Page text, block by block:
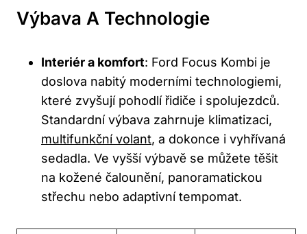
Výbava A Technologie
Interiér a komfort: Ford Focus Kombi je
doslova nabitý moderními technologiemi,
které zvyšují pohodlí řidiče i spolujezdců.
Standardní výbava zahrnuje klimatizaci,
multifunkční volant, a dokonce i vyhřívaná
sedadla. Ve vyšší výbavě se můžete těšit
na kožené čalounění, panoramatickou
střechu nebo adaptivní tempomat.